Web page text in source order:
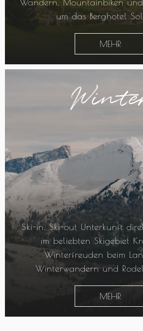
Wandern, Mountainbiken
um das Berghotel
MEHR
Ski-in, Ski-out Unterkunft
im beliebten Skigebiet
Winterfreuden beim
Winterwandern und
MEHR